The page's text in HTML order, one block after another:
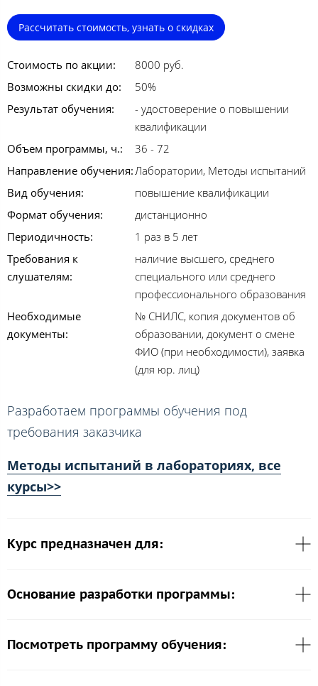
Рассчитать стоимость, узнать о скидках
Стоимость по акции:
8000 руб.
Возможны скидки до:
50%
Результат обучения:
- удостоверение о повышении
квалификации
Объем программы, ч.:
36 - 72
Направление обучения:Лаборатории, Методы испытаний
Вид обучения:
повышение квалификации
Формат обучения:
дистанционно
Периодичность:
1 раз в 5 лет
Требования к
слушателям:
наличие высшего, среднего
специального или среднего
профессионального образования
Необходимые
документы:
№ СНИЛС, копия документов об
образовании, документ о смене
ФИО (при необходимости), заявка
(для юр. лиц)
Разработаем программы обучения под
требования заказчика
Методы испытаний в лабораториях, все
курсы>>
Курс предназначен для:
Основание разработки программы:
Посмотреть программу обучения: